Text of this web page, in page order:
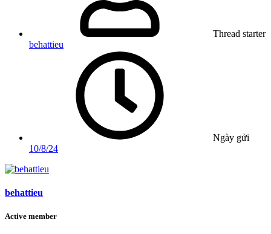
Thread starter
behattieu
Ngày gửi
10/8/24
behattieu
Active member